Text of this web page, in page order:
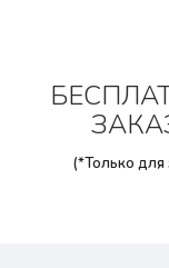
(*Только для